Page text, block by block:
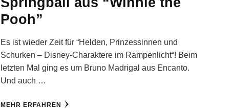
Pooh”
Es ist wieder Zeit für “Helden, Prinzessinnen und
Schurken – Disney-Charaktere im Rampenlicht“! Beim
letzten Mal ging es um Bruno Madrigal aus Encanto.
Und auch …
MEHR ERFAHREN